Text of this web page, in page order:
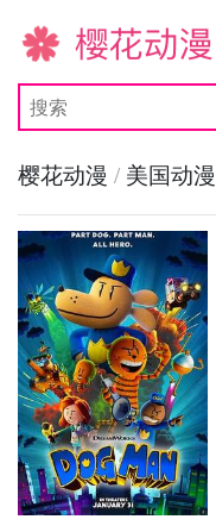
樱花动漫
樱花动漫 / 美国动漫